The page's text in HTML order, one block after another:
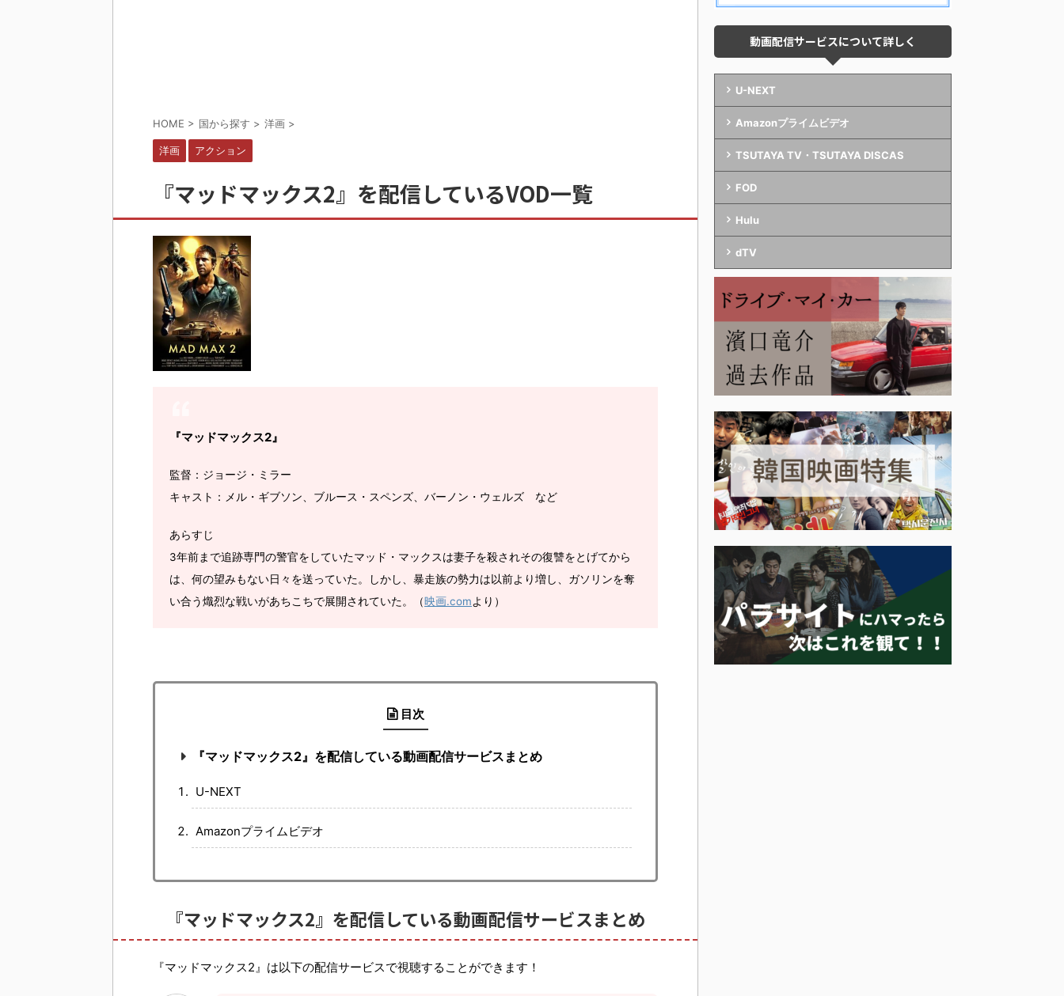
HOME > 国から探す > 洋画 >
洋画 アクション
『マッドマックス2』を配信しているVOD一覧
『マッドマックス2』
監督：ジョージ・ミラー
キャスト：メル・ギブソン、ブルース・スペンズ、バーノン・ウェルズ など
あらすじ
3年前まで追跡専門の警官をしていたマッド・マックスは妻子を殺されその復讐をとげてから
は、何の望みもない日々を送っていた。しかし、暴走族の勢力は以前より増し、ガソリンを奪
い合う熾烈な戦いがあちこちで展開されていた。（映画.comより）
目次
『マッドマックス2』を配信している動画配信サービスまとめ
U-NEXT
Amazonプライムビデオ
『マッドマックス2』を配信している動画配信サービスまとめ
『マッドマックス2』は以下の配信サービスで視聴することができます！
動画配信サービスについて詳しく
U-NEXT
Amazonプライムビデオ
TSUTAYA TV・TSUTAYA DISCAS
FOD
Hulu
dTV